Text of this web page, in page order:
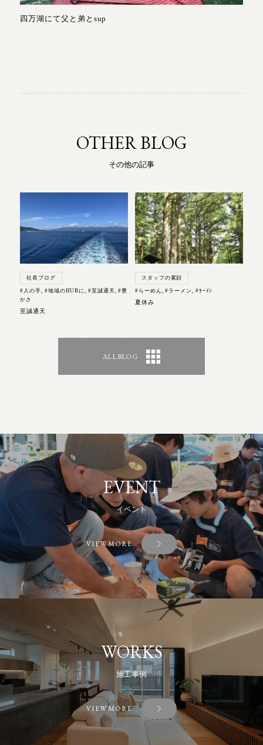
四万湖にて父と弟とsup
OTHER BLOG
その他の記事
社長ブログ
#人の手 #地域のHUBに ,#至誠通天 ,#豊
かさ
至誠通天
スタッフの素顔
#らーめん ,#ラーメン #ﾗｰﾒﾝ
夏休み
ALL BLOG
EVENT
イベント
VIEW MORE
WORKS
施工事例
VIEW MORE